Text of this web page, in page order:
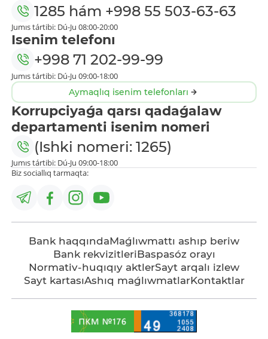
1285 hám +998 55 503-63-63
Jumıs tártibi: Dú-Ju 08:00-20:00
Isenim telefonı
+998 71 202-99-99
Jumıs tártibi: Dú-Ju 09:00-18:00
Aymaqlıq isenim telefonları
Korrupciyaǵa qarsı qadaǵalaw
departamenti isenim nomeri
(Ishki nomeri: 1265)
Jumıs tártibi: Dú-Ju 09:00-18:00
Biz sociallıq tarmaqta:
Bank haqqındaMaǵlıwmattı ashıp beriw
Bank rekvizitleriBaspasóz orayı
Normativ-huqıqıy aktlerSayt arqalı izlew
Sayt kartasıAshıq maǵlıwmatlarKontaktlar